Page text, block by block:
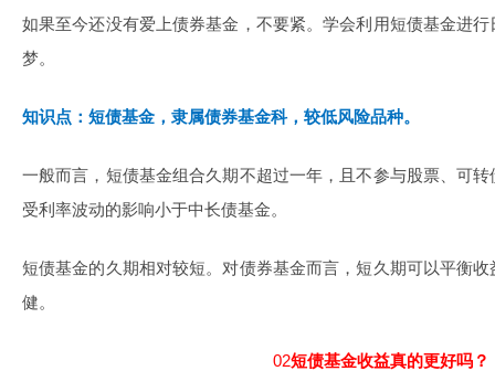
如果至今还没有爱上债券基金，不要紧。学会利用短债基金进
梦。
知识点： 短债基金，隶属债券基金科，较低风险品种。
一般而言，短债基金组合久期不超过一年，且不参与股票、可
受利率波动的影响小于中长债基金。
短债基金的久期相对较短。对债券基金而言，短久期可以平衡
健。
02短债基金收益真的更好吗？